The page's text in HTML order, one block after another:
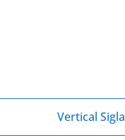
Vertical Sigla